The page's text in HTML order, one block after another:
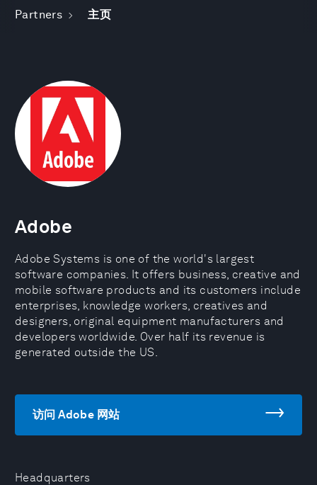
Partners 主页
Headquarters
Adobe
Adobe Systems is one of the world's largest
software companies. It offers business, creative and
mobile software products and its customers include
enterprises, knowledge workers, creatives and
designers, original equipment manufacturers and
developers worldwide. Over half its revenue is
generated outside the US.
访问 Adobe 网站